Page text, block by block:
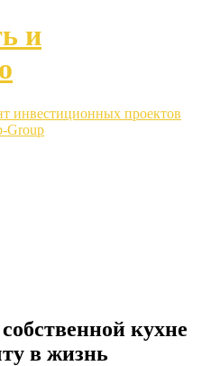
и
инвестиционных проектов
Group
кухне
в жизнь